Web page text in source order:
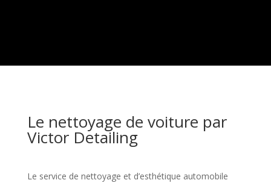
Le nettoyage de voiture par
Victor Detailing
Le service de nettoyage et d’esthétique automobile